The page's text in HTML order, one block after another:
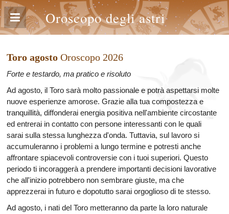
Oroscopo degli astri
Toro agosto Oroscopo 2026
Forte e testardo, ma pratico e risoluto
Ad agosto, il Toro sarà molto passionale e potrà aspettarsi molte
nuove esperienze amorose. Grazie alla tua compostezza e
tranquillità, diffonderai energia positiva nell'ambiente circostante
ed entrerai in contatto con persone interessanti con le quali
sarai sulla stessa lunghezza d'onda. Tuttavia, sul lavoro si
accumuleranno i problemi a lungo termine e potresti anche
affrontare spiacevoli controversie con i tuoi superiori. Questo
periodo ti incoraggerà a prendere importanti decisioni lavorative
che all'inizio potrebbero non sembrare giuste, ma che
apprezzerai in futuro e dopotutto sarai orgoglioso di te stesso.
Ad agosto, i nati del Toro metteranno da parte la loro naturale